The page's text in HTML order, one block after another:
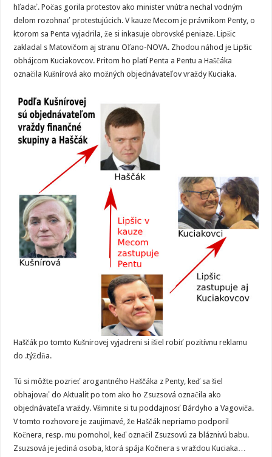
hľadať. Počas gorila protestov ako minister vnútra nechal vodným
delom rozohnať protestujúcich. V kauze Mecom je právnikom Penty, o
ktorom sa Penta vyjadrila, že si inkasuje obrovské peniaze. Lipšic
zakladal s Matovičom aj stranu Oľano-NOVA. Zhodou náhod je Lipšic
obhájcom Kuciakovcov. Pritom ho platí Penta a Pentu a Haščáka
označila Kušnírová ako možných objednávateľov vraždy Kuciaka.
Haščák po tomto Kušnirovej vyjadreni si išiel robiť pozitívnu reklamu
do .týždňa.
Tú si môžte pozrieť arogantného Haščáka z Penty, keď sa šiel
obhajovať do Aktualit po tom ako ho Zsuzsová označila ako
objednávateľa vraždy. Všimnite si tu poddajnosť Bárdyho a Vagoviča.
V tomto rozhovore je zaujimavé, že Haščák nepriamo podporil
Kočnera, resp. mu pomohol, keď označil Zsuzsovú za bláznivú babu.
Zsuzsová je jediná osoba, ktorá spája Kočnera s vraždou Kuciaka…